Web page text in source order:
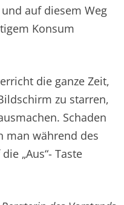
auf diesem Weg
Konsum
die ganze Zeit,
zu starren,
Schaden
man während des
„Aus“- Taste